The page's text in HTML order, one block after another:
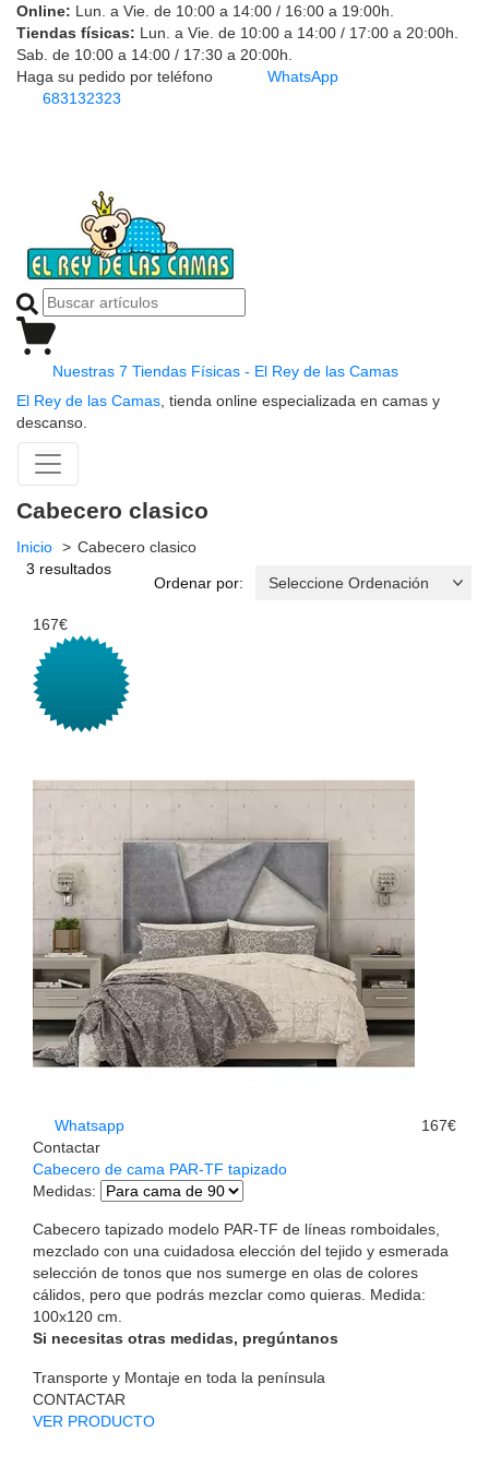
Online: Lun. a Vie. de 10:00 a 14:00 / 16:00 a 19:00h.
Tiendas físicas: Lun. a Vie. de 10:00 a 14:00 / 17:00 a 20:00h.
Sab. de 10:00 a 14:00 / 17:30 a 20:00h.
Haga su pedido por teléfono
683132323
WhatsApp
Nuestras 7 Tiendas Físicas - El Rey de las Camas
El Rey de las Camas , tienda online especializada en camas y
descanso.
Cabecero clasico
Inicio
Cabecero clasico
3 resultados
Ordenar por:
167€
Whatsapp
Contactar
167€
Cabecero de cama PAR-TF tapizado
Medidas:
Cabecero tapizado modelo PAR-TF de líneas romboidales,
mezclado con una cuidadosa elección del tejido y esmerada
selección de tonos que nos sumerge en olas de colores
cálidos, pero que podrás mezclar como quieras. Medida:
100x120 cm.
Si necesitas otras medidas, pregúntanos
Transporte y Montaje en toda la península
CONTACTAR
VER PRODUCTO